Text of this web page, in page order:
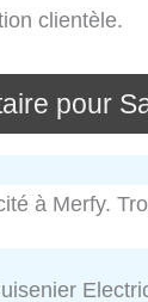
clientèle.
pour
à Merfy.